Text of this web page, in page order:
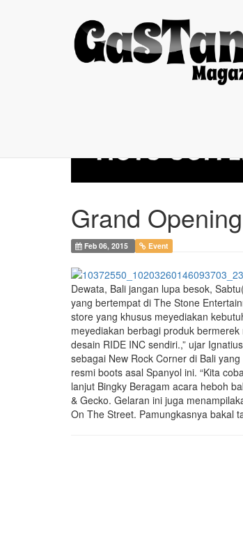
Grand Opening
Grand
Feb 06, 2015 Event
Dewata, Bali jangan lupa besok,
yang bertempat di The Stone
store yang khusus meyediakan
meyediakan berbagi produk
desain RIDE INC sendiri.,” ujar
sebagai New Rock Corner di Bali
resmi boots asal Spanyol ini. “Kita
lanjut Bingky Beragam acara heboh
& Gecko. Gelaran ini juga
On The Street. Pamungkasnya bakal